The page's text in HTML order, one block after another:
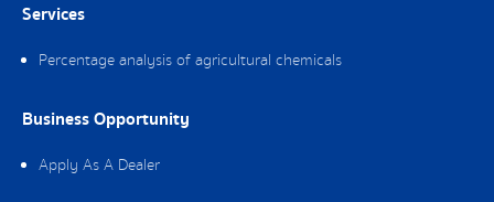
Services
Percentage analysis of agricultural chemicals
Business Opportunity
Apply As A Dealer